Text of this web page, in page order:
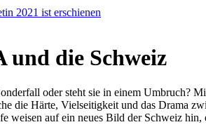
2021 ist erschienen
und die Schweiz
oder steht sie in einem Umbruch?
die Härte, Vielseitigkeit und das Drama
weisen auf ein neues Bild der Schweiz hin,